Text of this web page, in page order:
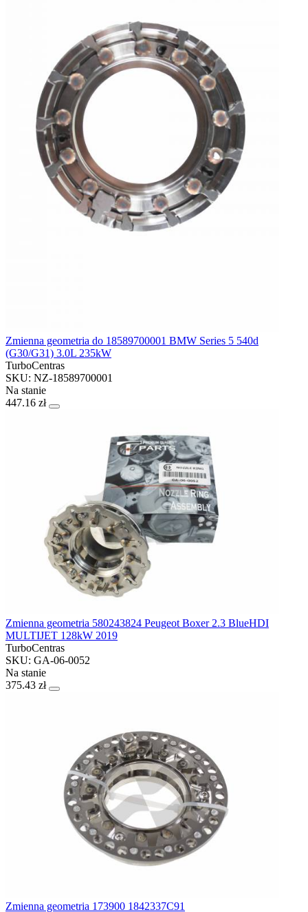
Zmienna geometria do 18589700001 BMW Series 5 540d
(G30/G31) 3.0L 235kW
TurboCentras
SKU: NZ-18589700001
Na stanie
447.16 zł
Zmienna geometria 580243824 Peugeot Boxer 2.3 BlueHDI
MULTIJET 128kW 2019
TurboCentras
SKU: GA-06-0052
Na stanie
375.43 zł
Zmienna geometria 173900 1842337C91